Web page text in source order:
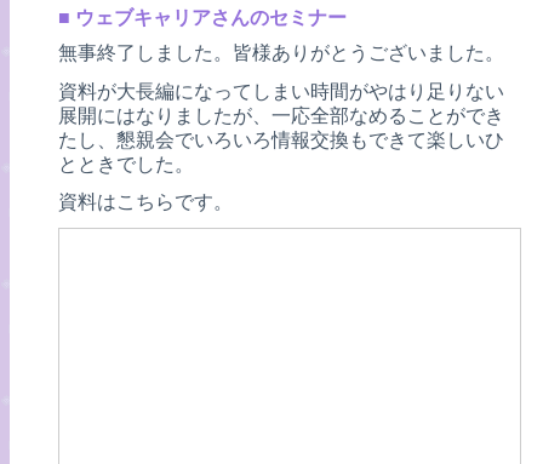
■ ウェブキャリアさんのセミナー
無事終了しました。皆様ありがとうございました。
資料が大長編になってしまい時間がやはり足りない
展開にはなりましたが、一応全部なめることができ
たし、懇親会でいろいろ情報交換もできて楽しいひ
とときでした。
資料はこちらです。